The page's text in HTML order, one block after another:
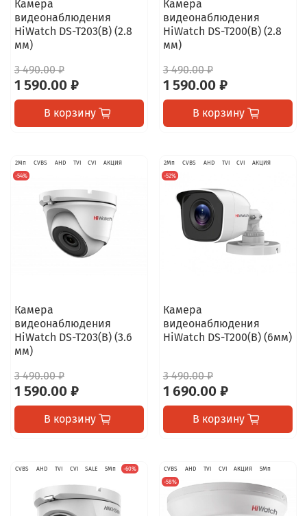
Камера
видеонаблюдения
HiWatch DS-T203(B) (2.8
мм)
3 490.00 ₽
1 590.00 ₽
В корзину
Камера
видеонаблюдения
HiWatch DS-T200(B) (2.8
мм)
3 490.00 ₽
1 590.00 ₽
В корзину
2Мп CVBS AHD TVI CVI
АКЦИЯ
-54%
Камера
видеонаблюдения
HiWatch DS-T203(B) (3.6
мм)
3 490.00 ₽
1 590.00 ₽
В корзину
2Мп CVBS AHD TVI CVI
АКЦИЯ
-52%
Камера
видеонаблюдения
HiWatch DS-T200(B) (6мм)
3 490.00 ₽
1 690.00 ₽
В корзину
CVBS AHD TVI CVI SALE 5Мп -60% CVBS AHD TVI CVI АКЦИЯ
5Мп
-58%